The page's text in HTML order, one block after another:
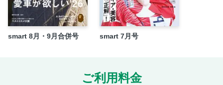
smart 8月・9月合併号 smart 7月号
ご利用料金